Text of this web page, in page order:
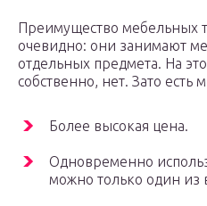
Преимущество мебельных
очевидно: они занимают
отдельных предмета. На
собственно, нет. Зато есть
Более высокая цена.
Одновременно
можно только один из